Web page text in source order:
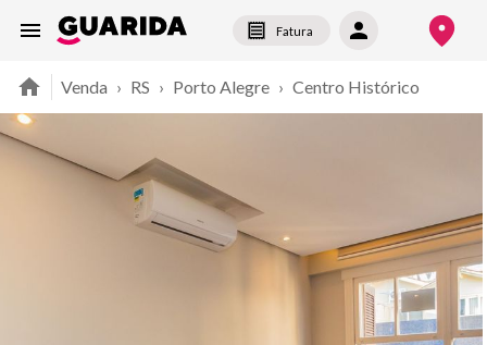
Fatura
Venda › RS › Porto Alegre › Centro Histórico